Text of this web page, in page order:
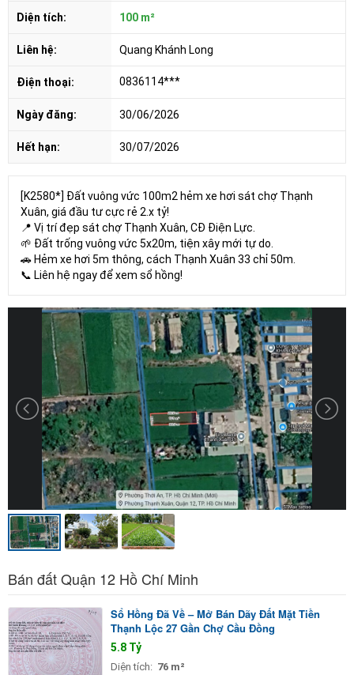
Diện tích: 100 m²
Liên hệ: Quang Khánh Long
Điện thoại: 0836114***
Ngày đăng: 30/06/2026
Hết hạn: 30/07/2026
[K2580*] Đất vuông vức 100m2 hẻm xe hơi sát chợ Thạnh
Xuân, giá đầu tư cực rẻ 2.x tỷ!
📍 Vị trí đẹp sát chợ Thạnh Xuân, CĐ Điện Lực.
🌱 Đất trống vuông vức 5x20m, tiện xây mới tự do.
🚗 Hẻm xe hơi 5m thông, cách Thạnh Xuân 33 chỉ 50m.
📞 Liên hệ ngay để xem sổ hồng!
Bán đất Quận 12 Hồ Chí Minh
Sổ Hồng Đã Về – Mở Bán Dãy Đất Mặt Tiền
Thạnh Lộc 27 Gần Chợ Cầu Đồng
5.8 Tỷ
Diện tích: 76 m²